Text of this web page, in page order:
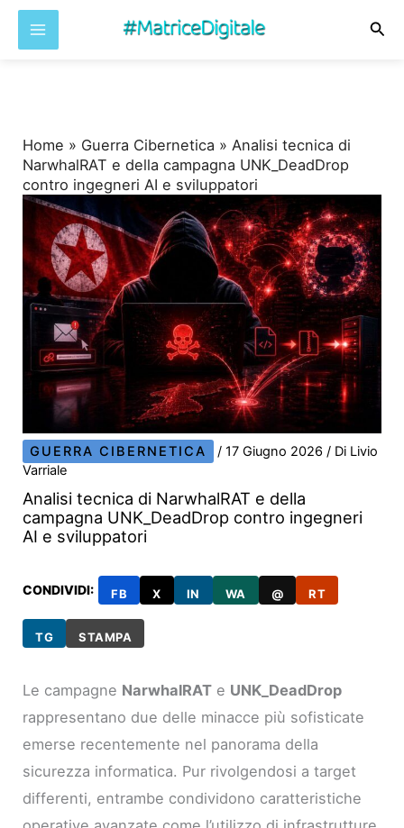
Home » Guerra Cibernetica »Analisi tecnica di
NarwhalRAT e della campagna UNK_DeadDrop
contro ingegneri AI e sviluppatori
GUERRA CIBERNETICA /17 Giugno 2026/ Di Livio
Varriale
Analisi tecnica di NarwhalRAT e della
campagna UNK_DeadDrop contro ingegneri
AI e sviluppatori
CONDIVIDI: FB X IN WA @ RT
TG STAMPA
Le campagne NarwhalRAT e UNK_DeadDrop
rappresentano due delle minacce più sofisticate
emerse recentemente nel panorama della
sicurezza informatica. Pur rivolgendosi a target
differenti, entrambe condividono caratteristiche